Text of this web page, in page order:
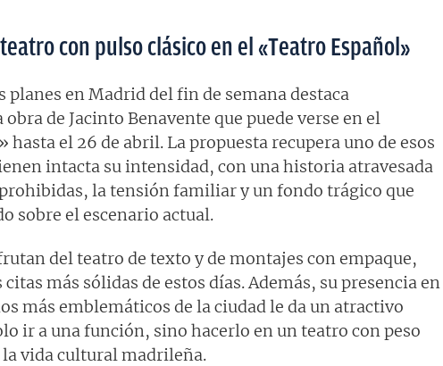
con pulso clásico en el «Teatro Español»
planes en Madrid del fin de semana destaca
de Jacinto Benavente que puede verse en el
hasta el 26 de abril. La propuesta recupera uno de esos
intacta su intensidad, con una historia atravesada
la tensión familiar y un fondo trágico que
sobre el escenario actual.
del teatro de texto y de montajes con empaque,
citas más sólidas de estos días. Además, su presencia en
más emblemáticos de la ciudad le da un atractivo
ir a una función, sino hacerlo en un teatro con peso
vida cultural madrileña.